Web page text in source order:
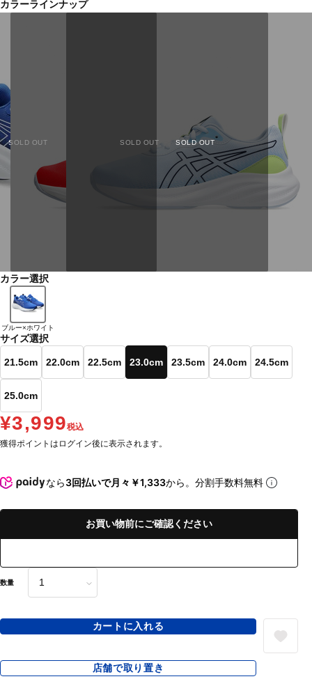
カラーラインナップ
SOLD OUT SOLD OUT SOLD OUT
カラー選択
ブルー×ホワイト
サイズ選択
21.5cm 22.0cm 22.5cm 23.0cm 23.5cm 24.0cm 24.5cm
25.0cm
¥3,999税込
獲得ポイントはログイン後に表示されます。
なら3回払いで月々￥1,333から。分割手数料無料
お買い物前にご確認ください
数量
カートに入れる
店舗で取り置き